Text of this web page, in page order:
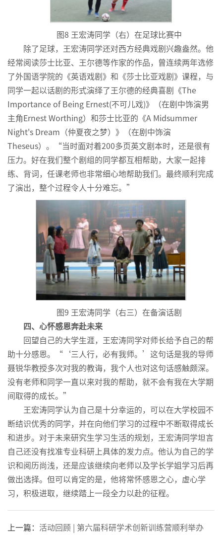
图8 王宏涛同学（右）在足球比赛中
除了足球，王宏涛同学还对西方经典戏剧兴趣盎然。他
经常阅读莎士比亚、王尔德等作家的作品，曾连续两年选修
了外国语学院的《英语戏剧》和《莎士比亚戏剧》课程，与
同学一起以话剧的形式演绎了王尔德的经典喜剧《The
Importance of Being Ernest(不可儿戏)》（在剧中饰演男
主角Ernest Worthing）和莎士比亚的《A Midsummer
Night's Dream（仲夏夜之梦）》（在剧中饰演
Theseus） 。“当时面对着200多页英文剧本时，还是很有
压力。好在我们整个剧组的同学都互相帮助，大家一起排
练、背词，任课老师也非常细心地帮助我们。最终顺利完成
了演出，整个过程令人十分难忘。”
图9 王宏涛同学（右三）在备演话剧
四、心怀感恩奔赴未来
回望自己的大学生涯，王宏涛同学对师长给予自己的帮
助十分感恩。“‘三人行，必有我师。’这句话是我的导师
聂锐华教授多次对我的教诲，我个人也对这句话感触颇深。
没有老师和同学一直以来对我的帮助，就不会有我在大学期
间取得的成长。”
王宏涛同学认为自己是十分幸运的，可以在大学校园不
断结识优秀的同学，并在向他们学习的过程中不断取得成长
和进步。对于未来研究生学习生活的规划，王宏涛同学坦言
自己还没有找准专业科研上具体的发力点。他认为自己的学
识和阅历尚浅，还是应该继续向老师以及学长学姐学习后再
做出选择。但可以肯定的是，他将常怀感恩之心，虚心学
习，积极进取，继续踏上一段全力以赴的征程。
上一篇： 活动回顾 | 第六届科研学术创新训练营顺利举办